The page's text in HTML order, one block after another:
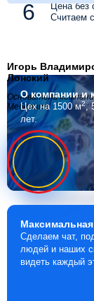
Цена без
Считаем
Игорь
Лонский
Основатель
Мебелино
О компаниии
Цех на 1500 м2,
лет.
Максимальная
Сделаем чат,
людей и наших
видеть каждый